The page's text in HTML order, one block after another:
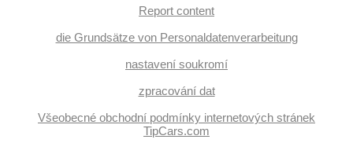
Report content
die Grundsätze von Personaldatenverarbeitung
nastavení soukromí
zpracování dat
Všeobecné obchodní podmínky internetových stránek
TipCars.com